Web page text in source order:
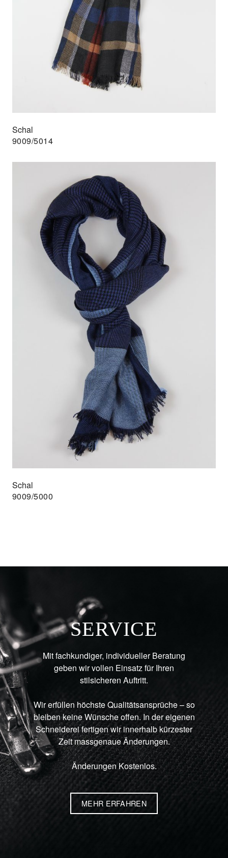
Schal
9009/5014
Schal
9009/5000
SERVICE
Mit fachkundiger, individueller Beratung
geben wir vollen Einsatz für Ihren
stilsicheren Auftritt.
Wir erfüllen höchste Qualitätsansprüche – so
bleiben keine Wünsche offen. In der eigenen
Schneiderei fertigen wir innerhalb kürzester
Zeit massgenaue Änderungen.
Änderungen Kostenlos.
MEHR ERFAHREN